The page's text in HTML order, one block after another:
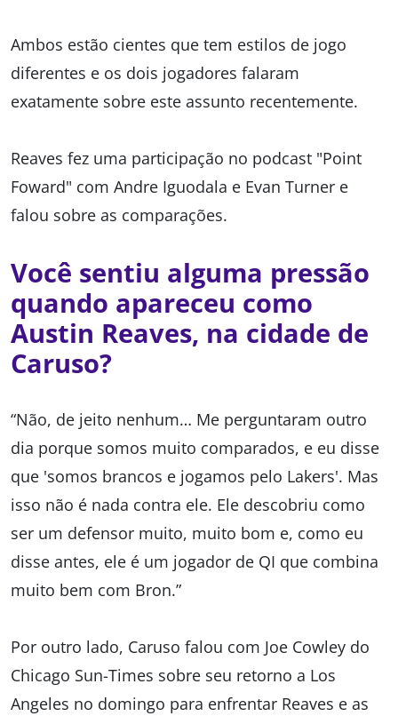
Ambos estão cientes que tem estilos de jogo
diferentes e os dois jogadores falaram
exatamente sobre este assunto recentemente.
Reaves fez uma participação no podcast "Point
Foward" com Andre Iguodala e Evan Turner e
falou sobre as comparações.
Você sentiu alguma pressão
quando apareceu como
Austin Reaves, na cidade de
Caruso?
“Não, de jeito nenhum… Me perguntaram outro
dia porque somos muito comparados, e eu disse
que 'somos brancos e jogamos pelo Lakers'. Mas
isso não é nada contra ele. Ele descobriu como
ser um defensor muito, muito bom e, como eu
disse antes, ele é um jogador de QI que combina
muito bem com Bron.”
Por outro lado, Caruso falou com Joe Cowley do
Chicago Sun-Times sobre seu retorno a Los
Angeles no domingo para enfrentar Reaves e as